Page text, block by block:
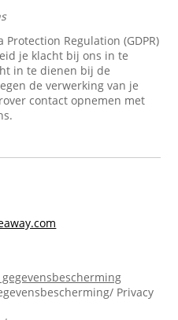
Regulation (GDPR)
je klacht bij ons in te
in te dienen bij de
de verwerking van je
contact opnemen met
Privacy